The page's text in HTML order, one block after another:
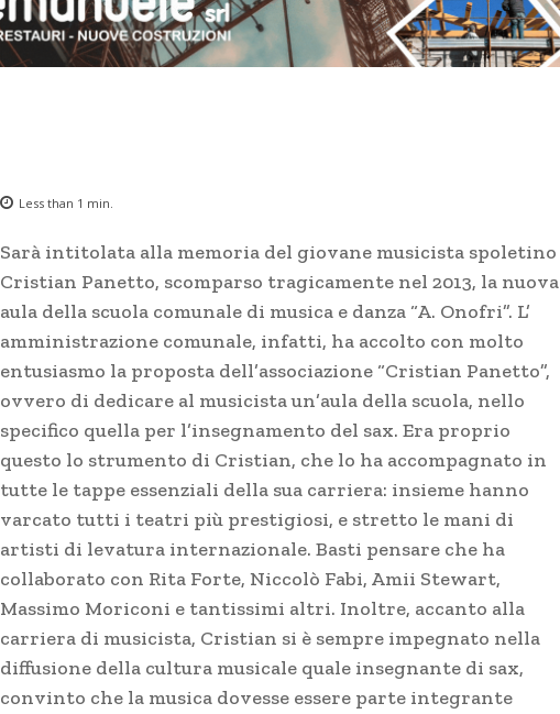
Less than 1 min.
Sarà intitolata alla memoria del giovane musicista spoletino
Cristian Panetto, scomparso tragicamente nel 2013, la nuova
aula della scuola comunale di musica e danza “A. Onofri”. L’
amministrazione comunale, infatti, ha accolto con molto
entusiasmo la proposta dell’associazione “Cristian Panetto”,
ovvero di dedicare al musicista un’aula della scuola, nello
specifico quella per l’insegnamento del sax. Era proprio
questo lo strumento di Cristian, che lo ha accompagnato in
tutte le tappe essenziali della sua carriera: insieme hanno
varcato tutti i teatri più prestigiosi, e stretto le mani di
artisti di levatura internazionale. Basti pensare che ha
collaborato con Rita Forte, Niccolò Fabi, Amii Stewart,
Massimo Moriconi e tantissimi altri. Inoltre, accanto alla
carriera di musicista, Cristian si è sempre impegnato nella
diffusione della cultura musicale quale insegnante di sax,
convinto che la musica dovesse essere parte integrante